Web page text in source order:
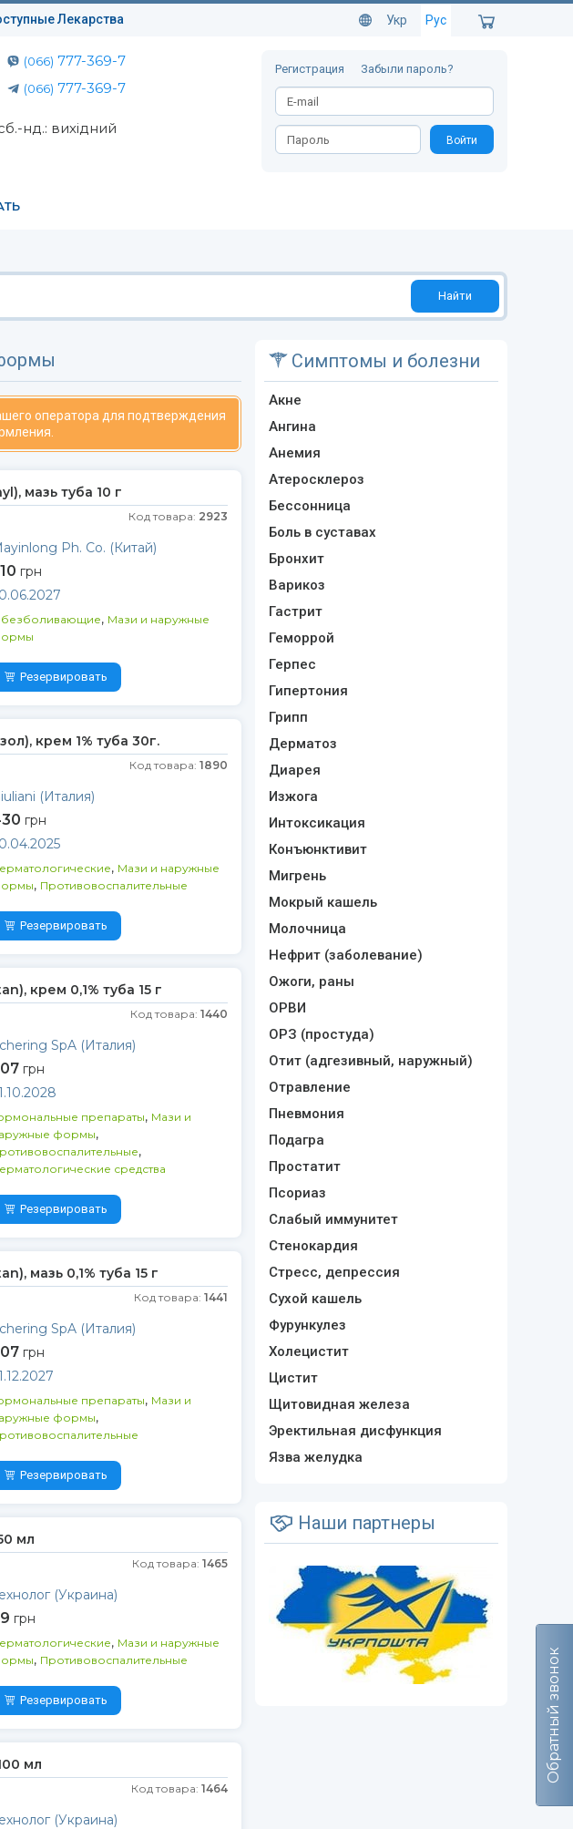
Лекарства Укр Рус
(066) 777-369-7
(066) 777-369-7
нд.: вихідний
Регистрация Забыли пароль?
Войти
Найти
оператора для подтверждения
мазь туба 10 г
Код товара: 2923
Ph. Co. (Китай)
грн
, Мази и наружные
Резервировать
крем 1% туба 30г.
Код товара: 1890
(Италия)
грн
, Мази и наружные
, Противовоспалительные
Резервировать
крем 0,1% туба 15 г
Код товара: 1440
SpA (Италия)
грн
препараты, Мази и
формы,
,
средства
Резервировать
мазь 0,1% туба 15 г
Код товара: 1441
SpA (Италия)
грн
препараты, Мази и
формы,
Резервировать
мл
Код товара: 1465
(Украина)
грн
, Мази и наружные
, Противовоспалительные
Резервировать
мл
Код товара: 1464
(Украина)
Симптомы и болезни
Акне
Ангина
Анемия
Атеросклероз
Бессонница
Боль в суставах
Бронхит
Варикоз
Гастрит
Геморрой
Герпес
Гипертония
Грипп
Дерматоз
Диарея
Изжога
Интоксикация
Конъюнктивит
Мигрень
Мокрый кашель
Молочница
Нефрит (заболевание)
Ожоги, раны
ОРВИ
ОРЗ (простуда)
Отит (адгезивный, наружный)
Отравление
Пневмония
Подагра
Простатит
Псориаз
Слабый иммунитет
Стенокардия
Стресс, депрессия
Сухой кашель
Фурункулез
Холецистит
Цистит
Щитовидная железа
Эректильная дисфункция
Язва желудка
Наши партнеры
Обратный звонок